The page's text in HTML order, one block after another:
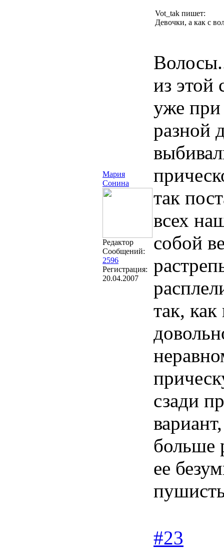
Мария
Сонина
Редактор
Сообщений:
2596
Регистрация:
20.04.2007
Vot_tak пишет:
Девочки, а как с
из этой
уже при
разной
так
всех
собой
так,
сзади
больше
ее
#23